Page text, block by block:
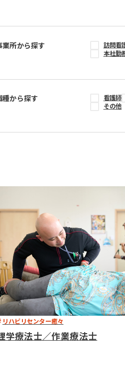
業所から探す 訪問看
本社勤
種から探す 看護師
その他
リハビリセンター癒々
学療法士／作業療法士